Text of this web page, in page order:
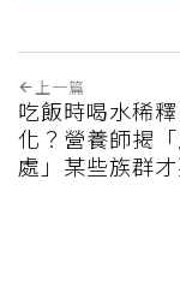
上一篇
吃飯時喝水稀
化？營養師揭
處」某些族群